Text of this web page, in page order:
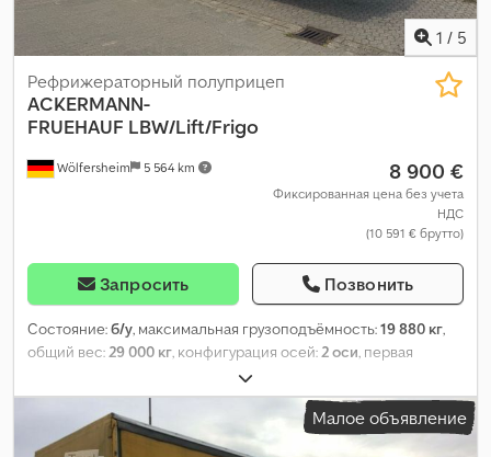
1 / 5
Wölfersheim 5 564 km
Рефрижераторный полуприцеп
ACKERMANN-
FRUEHAUF LBW/Lift/Frigo
8 900 €
Фиксированная цена без учета
НДС
(10 591 € брутто)
Запросить Позвонить
Состояние:б/у, максимальная грузоподъёмность:19 880 кг,
общий вес:29 000 кг, конфигурация осей:2 оси, первая
, длина грузового отсека:
ширина пространства для загрузки:2 500 мм, общая ширина:
2 660 мм, общая высота: , Год выпуска:2013,
Оборудование:
ABS,
Малое объявление